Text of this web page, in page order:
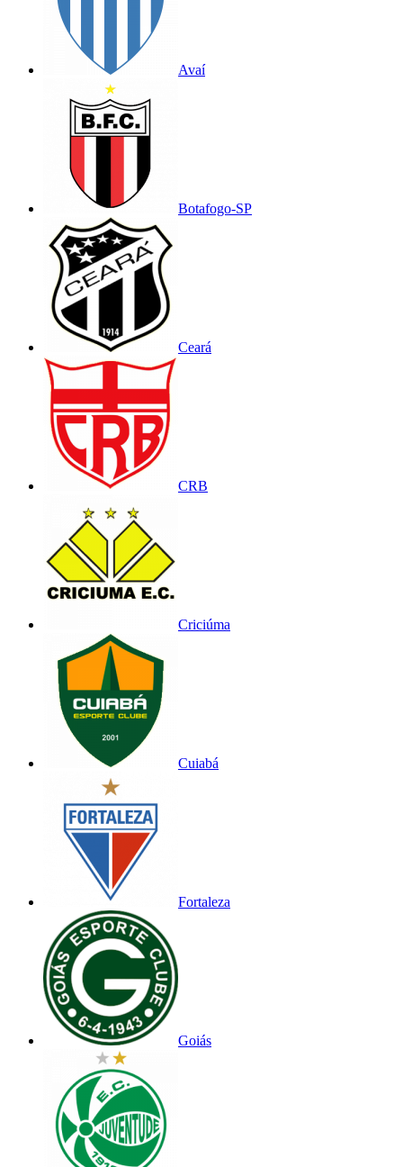
Avaí
Botafogo-SP
Ceará
CRB
Criciúma
Cuiabá
Fortaleza
Goiás